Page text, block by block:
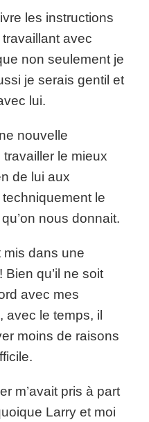
les instructions
avec
non seulement je
je serais gentil et
lui.
nouvelle
le mieux
de lui aux
le
nous donnait.
mis dans une
qu’il ne soit
avec mes
le temps, il
moins de raisons
m’avait pris à part
Larry et moi